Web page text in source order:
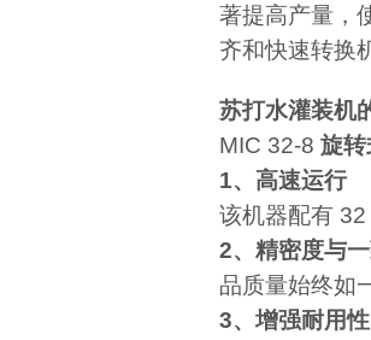
著提高产量，
齐和快速转换
苏打水灌装机
MIC 32-8 旋
1、高速运行
该机器配有
2、精密度与一
品质量始终如
3、增强耐用性